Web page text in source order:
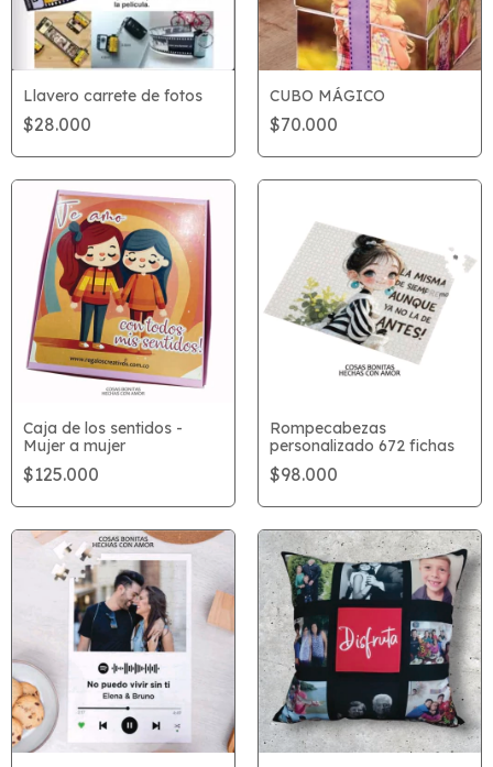
Llavero carrete de fotos
$28.000
CUBO MÁGICO
$70.000
Caja de los sentidos -
Mujer a mujer
$125.000
Rompecabezas
personalizado 672 fichas
$98.000